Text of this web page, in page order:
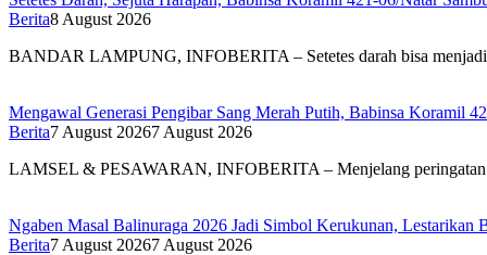
Berita8 August 2026
BANDAR LAMPUNG, INFOBERITA – Setetes darah bisa
Mengawal Generasi Pengibar Sang Merah Putih, Babinsa Koramil
Berita7 August 20267 August 2026
LAMSEL & PESAWARAN, INFOBERITA – Menjelang
Ngaben Masal Balinuraga 2026 Jadi Simbol Kerukunan, Lestarikan
Berita7 August 20267 August 2026